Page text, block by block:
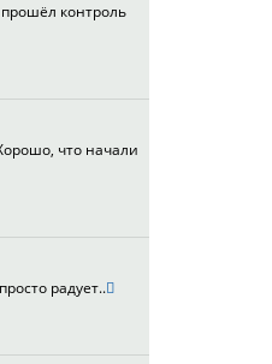
контроль
что начали
радует..